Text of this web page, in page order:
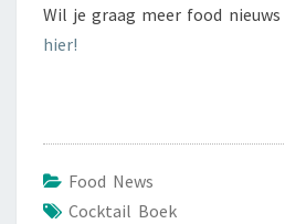
Wil je graag meer food
hier!
Food News
Cocktail Boek